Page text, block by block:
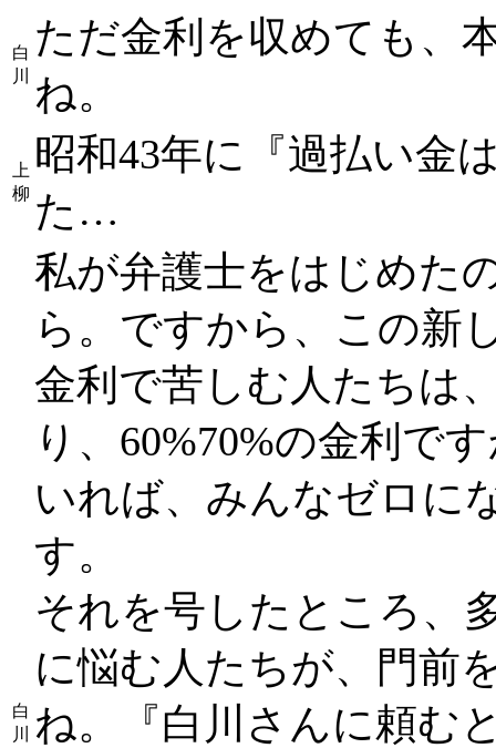
白
川
ただ金利を収めても、
ね。
上
柳
昭和43年に『過払い金
た…
白
川
私が弁護士をはじめた
ら。ですから、この新
金利で苦しむ人たちは
り、60%70%の金利で
いれば、みんなゼロに
す。
それを号したところ、
に悩む人たちが、門前
ね。『白川さんに頼む